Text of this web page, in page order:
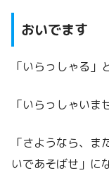
おいでます
「いらっしゃる」
「いらっしゃいま
「さようなら、
いであそばせ」に